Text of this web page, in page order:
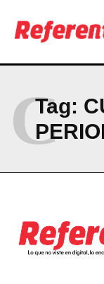
ABOUT
Tag:
C